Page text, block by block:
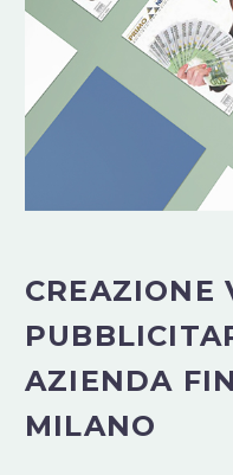
CREAZIONE
AZIENDA
MILANO